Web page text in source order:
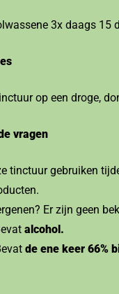
3x daags 15
op een droge,
vragen
tinctuur gebruiken
Er zijn geen
alcohol.
de ene keer 66%